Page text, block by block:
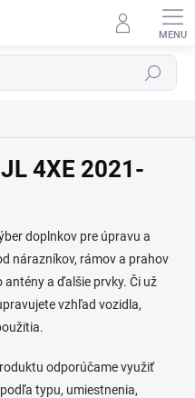
Hľadať
4XE 2021-
doplnkov pre úpravu a
nárazníkov, rámov a prahov
a ďalšie prvky. Či už
vzhľad vozidla,
odporúčame využiť
typu, umiestnenia,